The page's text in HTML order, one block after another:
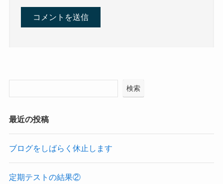
検索
最近の投稿
ブログをしばらく休止します
定期テストの結果②